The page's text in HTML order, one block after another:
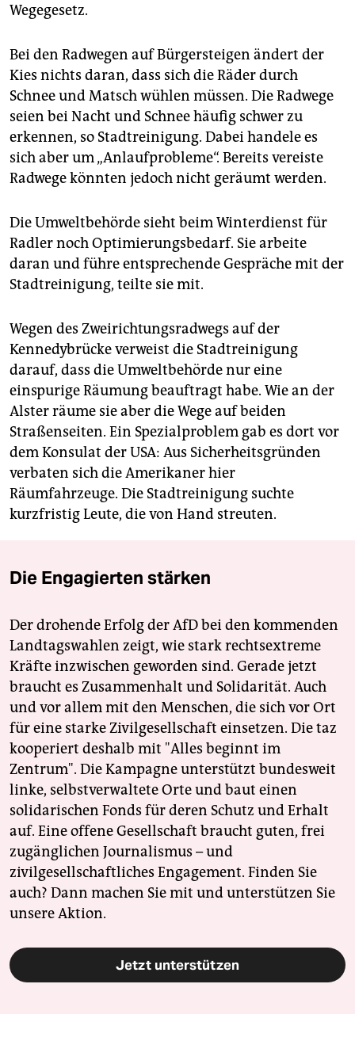
Wegegesetz.
Bei den Radwegen auf Bürgersteigen ändert der
Kies nichts daran, dass sich die Räder durch
Schnee und Matsch wühlen müssen. Die Radwege
seien bei Nacht und Schnee häufig schwer zu
erkennen, so Stadtreinigung. Dabei handele es
sich aber um „Anlaufprobleme“. Bereits vereiste
Radwege könnten jedoch nicht geräumt werden.
Die Umweltbehörde sieht beim Winterdienst für
Radler noch Optimierungsbedarf. Sie arbeite
daran und führe entsprechende Gespräche mit der
Stadtreinigung, teilte sie mit.
Wegen des Zweirichtungsradwegs auf der
Kennedybrücke verweist die Stadtreinigung
darauf, dass die Umweltbehörde nur eine
einspurige Räumung beauftragt habe. Wie an der
Alster räume sie aber die Wege auf beiden
Straßenseiten. Ein Spezialproblem gab es dort vor
dem Konsulat der USA: Aus Sicherheitsgründen
verbaten sich die Amerikaner hier
Räumfahrzeuge. Die Stadtreinigung suchte
kurzfristig Leute, die von Hand streuten.
Die Engagierten stärken
Der drohende Erfolg der AfD bei den kommenden
Landtagswahlen zeigt, wie stark rechtsextreme
Kräfte inzwischen geworden sind. Gerade jetzt
braucht es Zusammenhalt und Solidarität. Auch
und vor allem mit den Menschen, die sich vor Ort
für eine starke Zivilgesellschaft einsetzen. Die taz
kooperiert deshalb mit "Alles beginnt im
Zentrum". Die Kampagne unterstützt bundesweit
linke, selbstverwaltete Orte und baut einen
solidarischen Fonds für deren Schutz und Erhalt
auf. Eine offene Gesellschaft braucht guten, frei
zugänglichen Journalismus – und
zivilgesellschaftliches Engagement. Finden Sie
auch? Dann machen Sie mit und unterstützen Sie
unsere Aktion.
Jetzt unterstützen